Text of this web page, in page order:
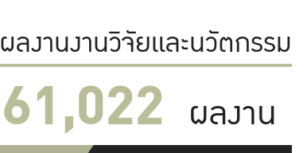
ผลงานงานวิจัยและนวัตกรรม
61,022 ผลงาน